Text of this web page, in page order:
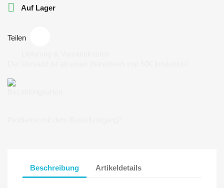
 Auf Lager
Teilen
Beschreibung Artikeldetails